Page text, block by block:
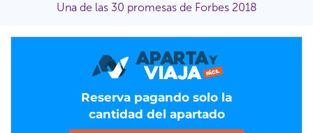
Una de las 30 promesas de Forbes 2018
Reserva pagando solo la
cantidad del apartado